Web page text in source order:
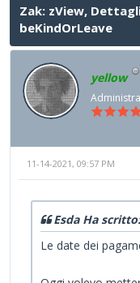
Zak: zView,
beKindOrLeave
yellow
11-14-2021, 09:57 PM
Esda Ha
Le date dei